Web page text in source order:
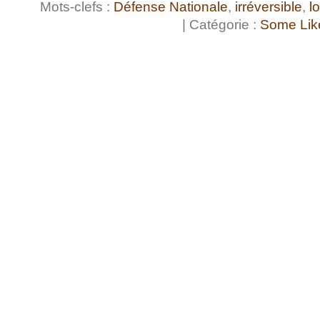
Mots-clefs : Défense Nationale, irréversible,
| Catégorie : Some